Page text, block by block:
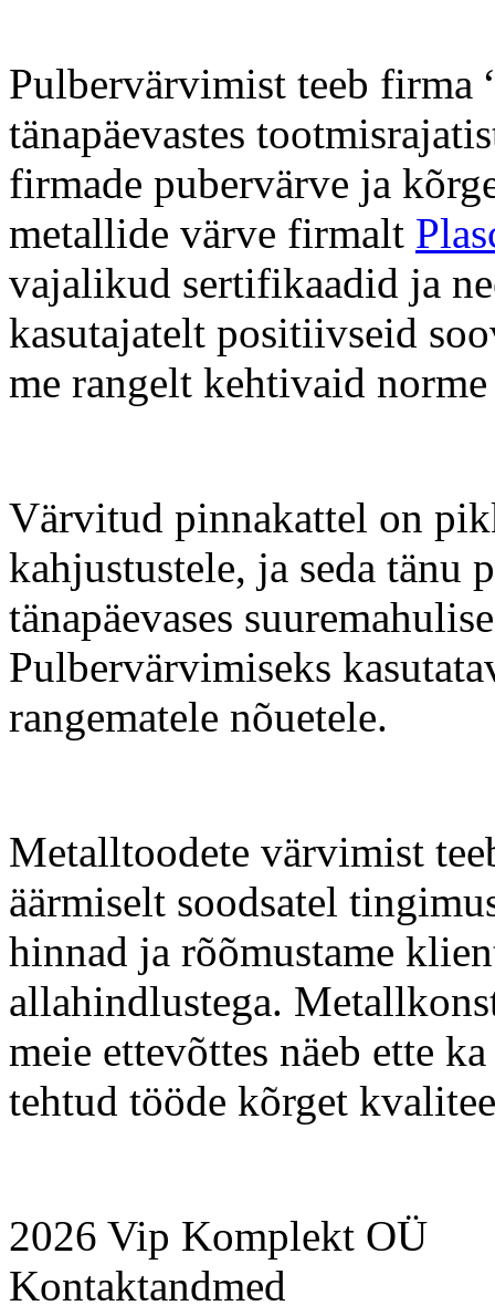
Pulbervärvimist teeb firma
tänapäevastes
firmade pubervärve ja
metallide värve firmalt
vajalikud sertifikaadid ja
kasutajatelt positiivseid
me rangelt kehtivaid
Värvitud pinnakattel on
kahjustustele, ja seda tänu
tänapäevases
Pulbervärvimiseks
rangematele nõuetele.
Metalltoodete värvimist
äärmiselt soodsatel
hinnad ja rõõmustame
allahindlustega.
meie ettevõttes näeb ette
tehtud tööde kõrget
2026 Vip Komplekt OÜ
Kontaktandmed